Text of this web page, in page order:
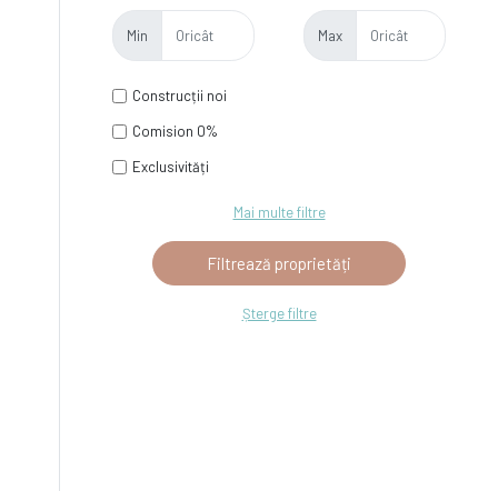
Min Max
Construcții noi
Comision 0%
Exclusivități
Mai multe filtre
Șterge filtre